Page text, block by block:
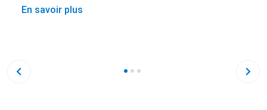
En savoir plus